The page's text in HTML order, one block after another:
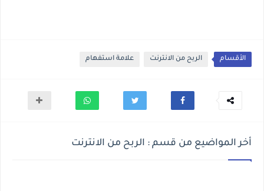
الأقسام الربح من الانترنت علامة استفهام
أخر المواضيع من قسم : الربح من الانترنت